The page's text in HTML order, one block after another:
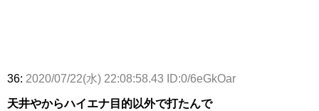
36: 2020/07/22(水) 22:08:58.43 ID:0/6eGkOar
天井やからハイエナ目的以外で打たんで